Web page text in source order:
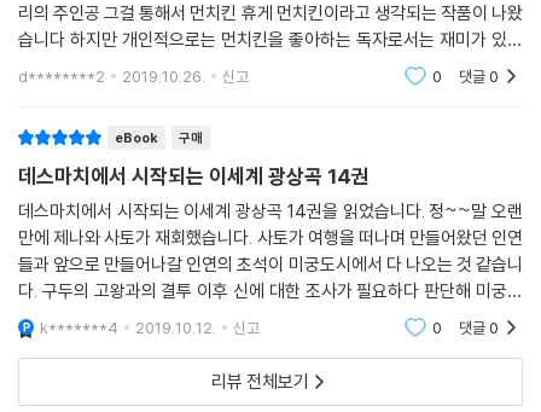
리의 주인공 그걸 통해서 먼치킨 휴게 먼치킨이라고 생각되는 작품이 나왔
습니다 하지만 개인적으로는 먼치킨을 좋아하는 독자로서는 재미가 있어
서 시간 가는 줄 모르고 받습니다 거기다가 히로인들도 나름 귀여워서 더
d********2 2019.10.26. 신고 0 댓글0
eBook 구매
데스마치에서 시작되는 이세계 광상곡 14권
데스마치에서 시작되는 이세계 광상곡 14권을 읽었습니다. 정~~말 오랜
만에 제나와 사토가 재회했습니다. 사토가 여행을 떠나며 만들어왔던 인연
들과 앞으로 만들어나갈 인연의 초석이 미궁도시에서 다 나오는 것 같습니
다. 구두의 고왕과의 결투 이후 신에 대한 조사가 필요하다 판단해 미궁지
하에 숨어사는 전생자들과 만나는데요, 전체적으로 13권 이후 쉬어가는
느낌인 14권이었습니
k*******4 2019.10.12. 신고 0 댓글0
리뷰 전체보기